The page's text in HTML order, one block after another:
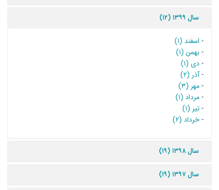
سال ۱۳۹۹ (۱۲)
- اسفند (۱)
- بهمن (۱)
- دی (۱)
-آذر (۲)
- مهر (۳)
- مرداد (۱)
- تیر (۱)
- خرداد (۲)
سال ۱۳۹۸ (۱۹)
سال ۱۳۹۷ (۱۹)